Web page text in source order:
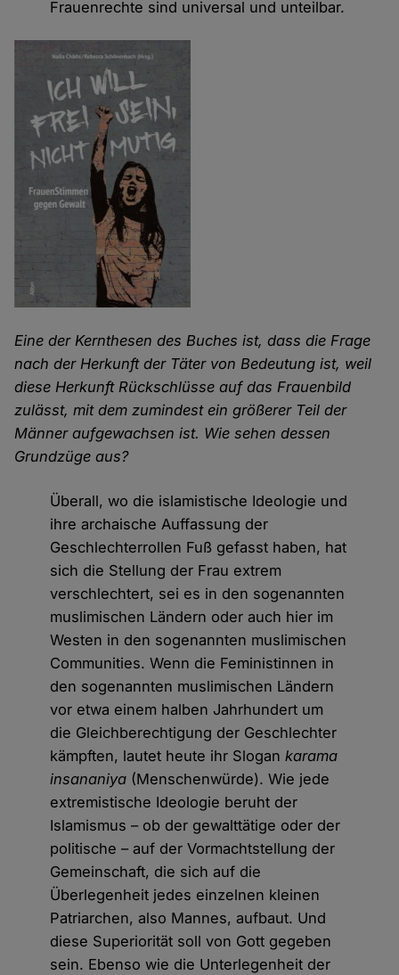
Frauenrechte sind universal und unteilbar.
Eine der Kernthesen des Buches ist, dass die Frage
nach der Herkunft der Täter von Bedeutung ist, weil
diese Herkunft Rückschlüsse auf das Frauenbild
zulässt, mit dem zumindest ein größerer Teil der
Männer aufgewachsen ist. Wie sehen dessen
Grundzüge aus?
Überall, wo die islamistische Ideologie und
ihre archaische Auffassung der
Geschlechterrollen Fuß gefasst haben, hat
sich die Stellung der Frau extrem
verschlechtert, sei es in den sogenannten
muslimischen Ländern oder auch hier im
Westen in den sogenannten muslimischen
Communities. Wenn die Feministinnen in
den sogenannten muslimischen Ländern
vor etwa einem halben Jahrhundert um
die Gleichberechtigung der Geschlechter
kämpften, lautet heute ihr Slogankarama
insananiya (Menschenwürde). Wie jede
extremistische Ideologie beruht der
Islamismus – ob der gewalttätige oder der
politische – auf der Vormachtstellung der
Gemeinschaft, die sich auf die
Überlegenheit jedes einzelnen kleinen
Patriarchen, also Mannes, aufbaut. Und
diese Superiorität soll von Gott gegeben
sein. Ebenso wie die Unterlegenheit der